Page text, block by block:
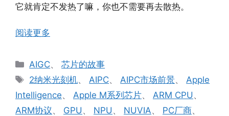
它就肯定不发热了嘛，你也不需要再去散热。
阅读更多
分
类
AIGC、芯片的故事
标
签
2纳米光刻机、 AIPC、 AIPC市场前景、 Apple
Intelligence、 Apple M系列芯片、 ARM CPU、
ARM协议 、 GPU、 NPU、 NUVIA、 PC厂商、